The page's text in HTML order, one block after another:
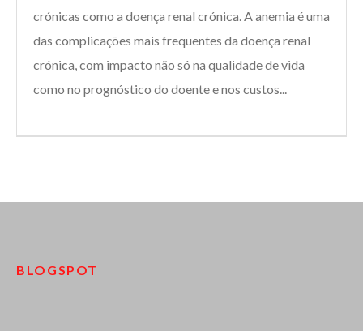
crónicas como a doença renal crónica. A anemia é uma
das complicações mais frequentes da doença renal
crónica, com impacto não só na qualidade de vida
como no prognóstico do doente e nos custos...
BLOGSPOT